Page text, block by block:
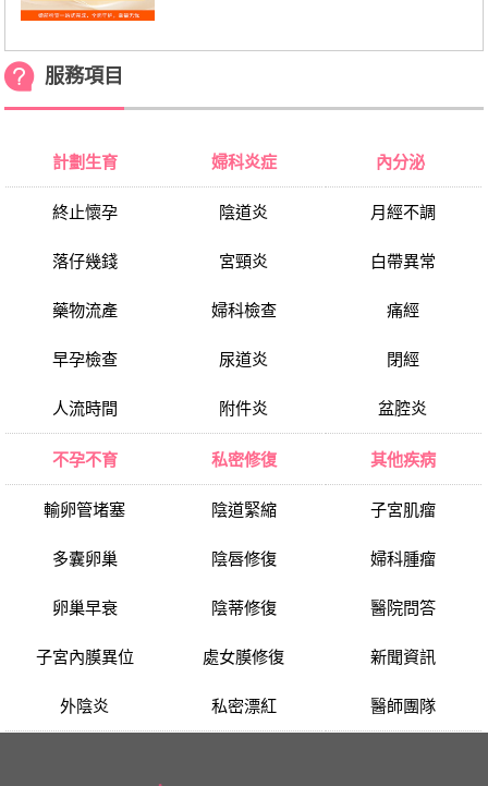
服務項目
計劃生育
終止懷孕
落仔幾錢
藥物流產
早孕檢查
人流時間
婦科炎症
陰道炎
宮頸炎
婦科檢查
尿道炎
附件炎
內分泌
月經不調
白帶異常
痛經
閉經
盆腔炎
不孕不育
輸卵管堵塞
多囊卵巢
卵巢早衰
子宮內膜異位
外陰炎
私密修復
陰道緊縮
陰唇修復
陰蒂修復
處女膜修復
私密漂紅
其他疾病
子宮肌瘤
婦科腫瘤
醫院問答
新聞資訊
醫師團隊